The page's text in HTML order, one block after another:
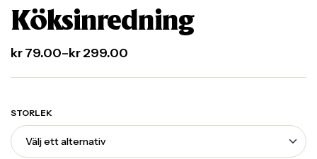
Köksinredning
kr79.00–kr299.00
STORLEK